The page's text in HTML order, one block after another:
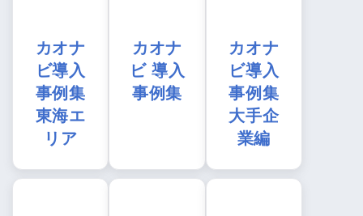
カオナ
ビ導入
事例集
東海エ
リア
カオナ
ビ 導入
事例集
カオナ
ビ導入
事例集
大手企
業編